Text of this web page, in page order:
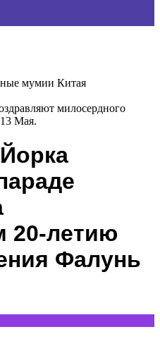
мумии Китая
милосердного
Мая.
20-летию
Фалунь